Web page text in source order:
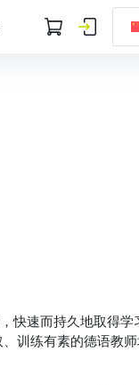
快速而持久地取得学
训练有素的德语教